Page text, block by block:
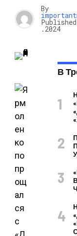
By
Published
.2024
В